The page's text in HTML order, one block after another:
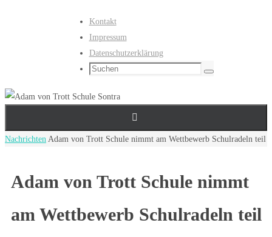
Kontakt
Impressum
Datenschutzerklärung
Suchen
Suchen
Start
Nachrichten Adam von Trott Schule nimmt am Wettbewerb Schulradeln teil
Adam von Trott Schule nimmt
am Wettbewerb Schulradeln teil